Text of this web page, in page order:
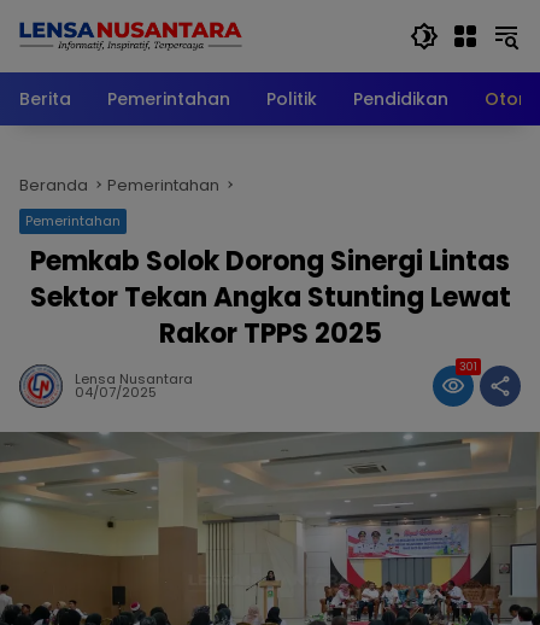
Berita
Pemerintahan Politik Pendidikan
Beranda Pemerintahan
Pemerintahan
Pemkab Solok Dorong Sinergi Lintas
Sektor Tekan Angka Stunting Lewat
Rakor TPPS 2025
Lensa Nusantara
04/07/2025
301